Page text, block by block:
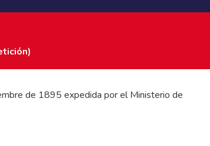
de 1895 expedida por el Ministerio de